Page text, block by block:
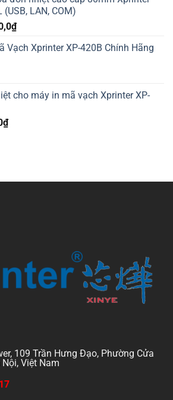
(USB, LAN, COM)
₫
Vạch Xprinter XP-420B Chính Hãng
cho máy in mã vạch Xprinter XP-
₫
109 Trần Hưng Đạo, Phường Cửa
Việt Nam